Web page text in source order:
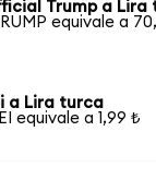
Trump a Lira
equivale a
a Lira turca
equivale a 1,99 ₺